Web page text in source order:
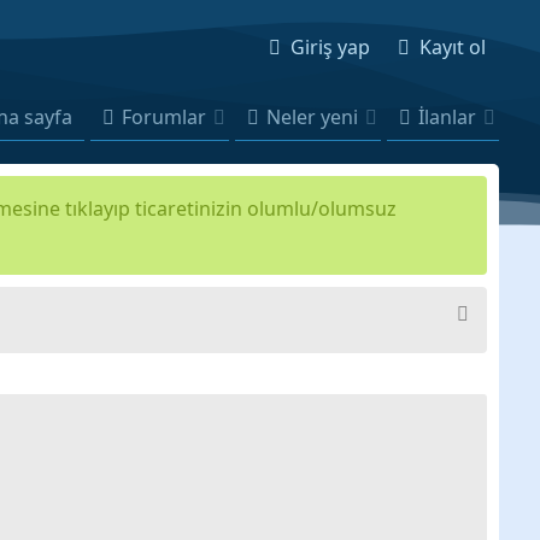
Giriş yap Kayıt ol
sayfa Forumlar Neler yeni İlanlar
tıklayıp ticaretinizin olumlu/olumsuz